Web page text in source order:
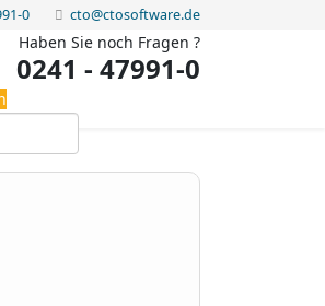
0 cto@ctosoftware.de
Haben Sie noch Fragen ?
0241 - 47991-0